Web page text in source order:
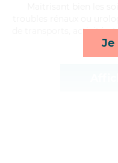
Je
de transports, activités,